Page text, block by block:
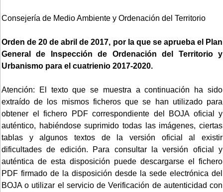
Consejería de Medio Ambiente y Ordenación del Territorio
Orden de 20 de abril de 2017, por la que se aprueba el Plan
General de Inspección de Ordenación del Territorio y
Urbanismo para el cuatrienio 2017-2020.
Atención: El texto que se muestra a continuación ha sido
extraído de los mismos ficheros que se han utilizado para
obtener el fichero PDF correspondiente del BOJA oficial y
auténtico, habiéndose suprimido todas las imágenes, ciertas
tablas y algunos textos de la versión oficial al existir
dificultades de edición. Para consultar la versión oficial y
auténtica de esta disposición puede descargarse el fichero
PDF firmado de la disposición desde la sede electrónica del
BOJA o utilizar el servicio de Verificación de autenticidad con